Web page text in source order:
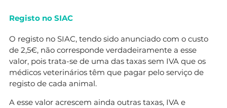
Registo no SIAC
O registo no SIAC, tendo sido anunciado com o custo
de 2,5€, não corresponde verdadeiramente a esse
valor, pois trata-se de uma das taxas sem IVA que os
médicos veterinários têm que pagar pelo serviço de
registo de cada animal.
A esse valor acrescem ainda outras taxas, IVA e